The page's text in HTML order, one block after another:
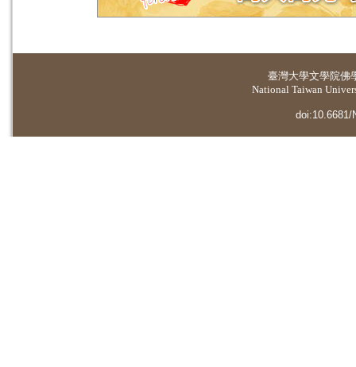
臺灣大學文學院佛
National Taiwan
doi:10.6681/